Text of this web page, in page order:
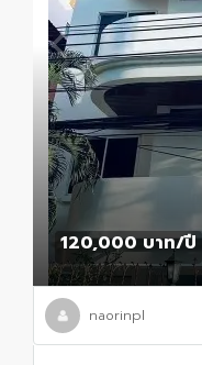
120,000 บาท/ปี
naorinpl